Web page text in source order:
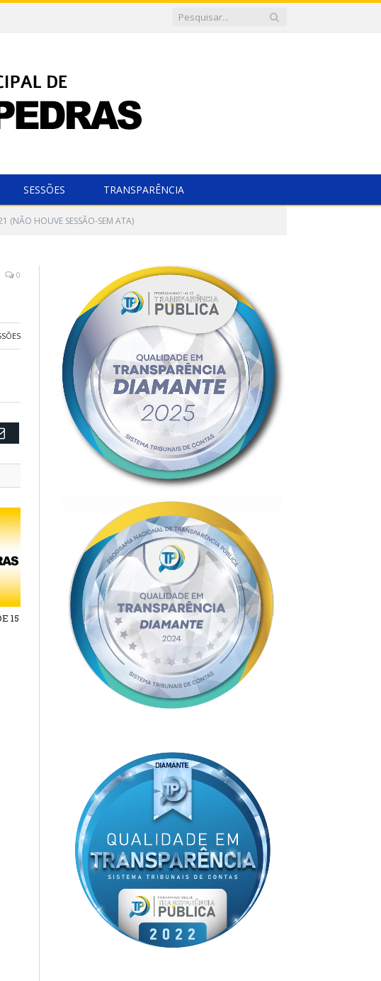
SESSÕES TRANSPARÊNCIA
(NÃO HOUVE SESSÃO-SEM ATA)
0
Email
15